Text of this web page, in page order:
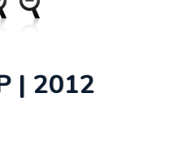
| 2012